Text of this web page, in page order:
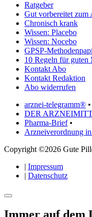
Ratgeber
Gut vorbereitet zum
Chronisch krank
Wissen: Placebo
Wissen: Nocebo
GPSP-
10 Regeln für
Kontakt Abo
Kontakt Redaktion
Abo widerrufen
arznei-telegramm® •
DER
Pharma-Brief•
Arzneiverordnung
Copyright ©2026 Gute
| Impressum
| Datenschutz